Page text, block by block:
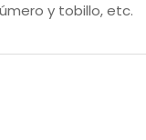
y tobillo, etc.